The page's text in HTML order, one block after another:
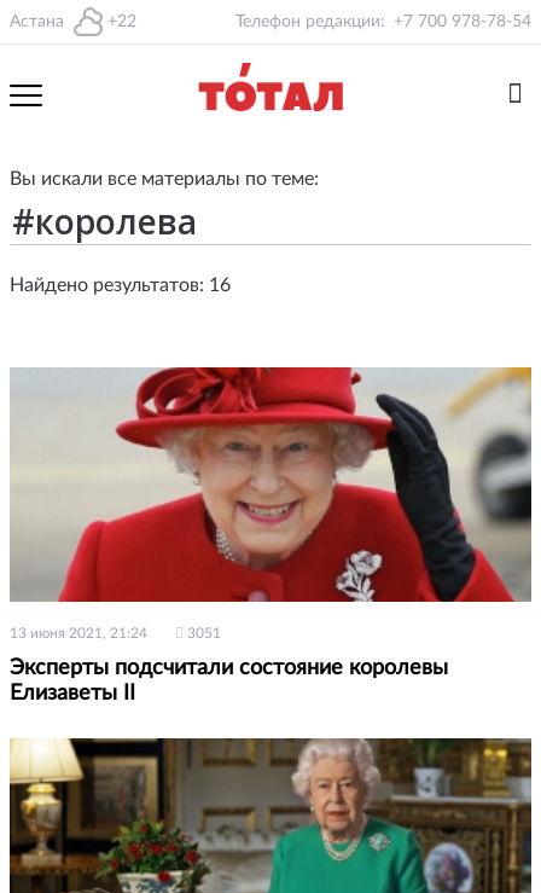
Астана +22 Телефон редакции: +7 700 978-78-54
Вы искали все материалы по теме:
Найдено результатов: 16
13 июня 2021, 21:24 3051
Эксперты подсчитали состояние королевы
Елизаветы II